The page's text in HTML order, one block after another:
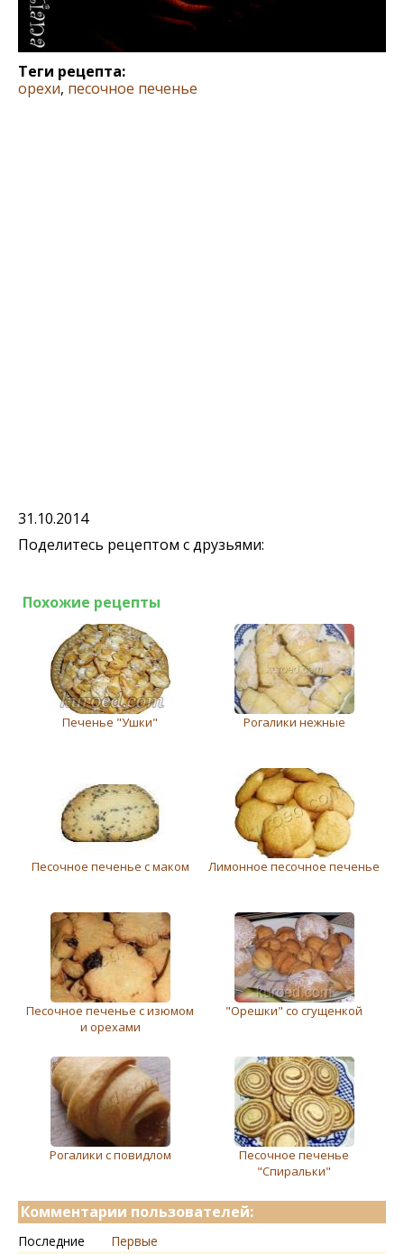
Теги рецепта:
орехи, песочное печенье
31.10.2014
Поделитесь рецептом с друзьями:
Похожие рецепты
Печенье "Ушки" Рогалики нежные
Песочное печенье с маком Лимонное песочное печенье
Песочное печенье с изюмом
и орехами
"Орешки" со сгущенкой
Рогалики с повидлом
Песочное печенье
"Спиральки"
Комментарии пользователей:
Последние Первые